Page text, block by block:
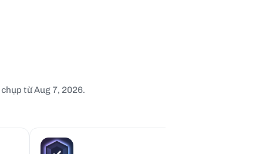
từ Aug 7, 2026.